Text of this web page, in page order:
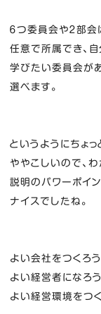
６つ委員会や２部会
任意で所属でき、
学びたい委員会が
選べます。
というようにちょっ
ややこしいので、
説明のパワーポイ
ナイスでしたね。
よい会社をつくろう
よい経営者になろう
よい経営環境をつ